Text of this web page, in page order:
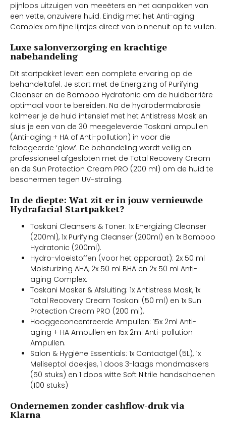
pijnloos uitzuigen van meeëters en het aanpakken van
een vette, onzuivere huid. Eindig met het Anti-aging
Complex om fijne lijntjes direct van binnenuit op te vullen.
Luxe salonverzorging en krachtige
nabehandeling
Dit startpakket levert een complete ervaring op de
behandeltafel. Je start met de Energizing of Purifying
Cleanser en de Bamboo Hydratonic om de huidbarrière
optimaal voor te bereiden. Na de hydrodermabrasie
kalmeer je de huid intensief met het Antistress Mask en
sluis je een van de 30 meegeleverde Toskani ampullen
(Anti-aging + HA of Anti-pollution) in voor die
felbegeerde ‘glow’. De behandeling wordt veilig en
professioneel afgesloten met de Total Recovery Cream
en de Sun Protection Cream PRO (200 ml) om de huid te
beschermen tegen UV-straling.
In de diepte: Wat zit er in jouw vernieuwde
Hydrafacial Startpakket?
Toskani Cleansers & Toner: 1x Energizing Cleanser
(200ml), 1x Purifying Cleanser (200ml) en 1x Bamboo
Hydratonic (200ml).
Hydro-vloeistoffen (voor het apparaat): 2x 50 ml
Moisturizing AHA, 2x 50 ml BHA en 2x 50 ml Anti-
aging Complex.
Toskani Masker & Afsluiting: 1x Antistress Mask, 1x
Total Recovery Cream Toskani (50 ml) en 1x Sun
Protection Cream PRO (200 ml).
Hooggeconcentreerde Ampullen: 15x 2ml Anti-
aging + HA Ampullen en 15x 2ml Anti-pollution
Ampullen.
Salon & Hygiëne Essentials: 1x Contactgel (5L), 1x
Meliseptol doekjes, 1 doos 3-laags mondmaskers
(50 stuks) en 1 doos witte Soft Nitrile handschoenen
(100 stuks)
Ondernemen zonder cashflow-druk via
Klarna